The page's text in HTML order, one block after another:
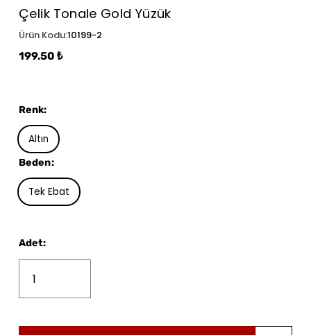
Çelik Tonale Gold Yüzük
Ürün Kodu:10199-2
199.50 ₺
Renk:
Altın
Beden:
Tek Ebat
Adet: